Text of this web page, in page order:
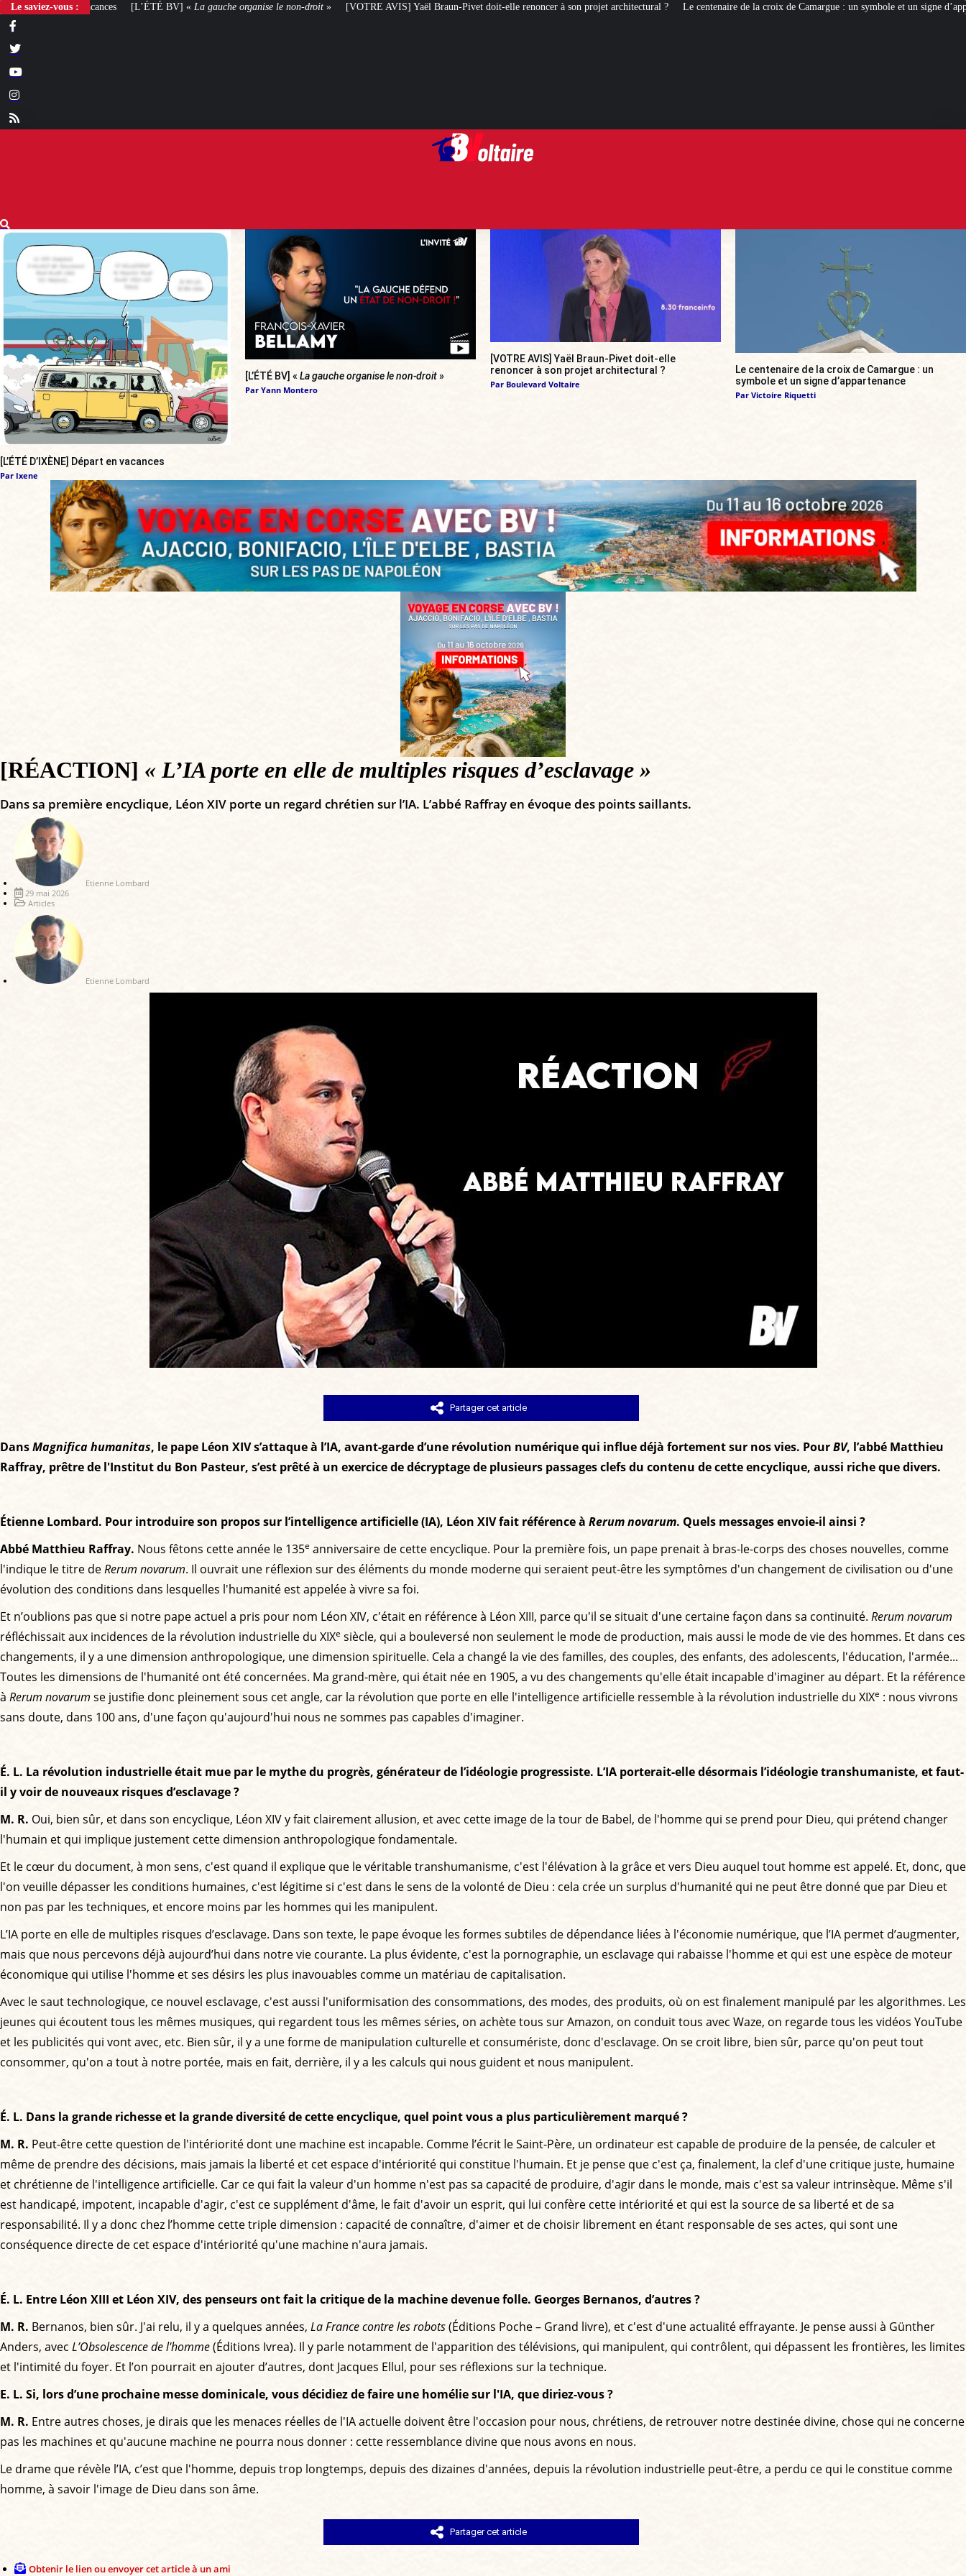
Le saviez-vous :
[L’ÉTÉ BV] « La gauche organise le non-droit » [VOTRE AVIS] Yaël Braun-Pivet doit-elle renoncer à son projet architectural ? Le centenaire de la croix de Camargue : un symbole et un signe d’appartenance [ROMANS
[L’ÉTÉ D’IXÈNE] Départ en vacances
Par Ixene
[L’ÉTÉ BV] « La gauche organise le non-droit»
Par Yann Montero
[VOTRE AVIS] Yaël Braun-Pivet doit-elle
renoncer à son projet architectural ?
Par Boulevard Voltaire
Le centenaire de la croix de Camargue : un
symbole et un signe d’appartenance
Par Victoire Riquetti
[RÉACTION] « L’IA porte en elle de multiples risques d’esclavage »
Dans sa première encyclique, Léon XIV porte un regard chrétien sur l’IA. L’abbé Raffray en évoque des points saillants.
Etienne Lombard
29 mai 2026
Articles
Etienne Lombard
Partager cet article
DansMagnifica humanitas, le pape Léon XIV s’attaque à l’IA, avant-garde d’une révolution numérique qui influe déjà fortement sur nos vies. PourBV, l’abbé Matthieu
Raffray, prêtre de l'Institut du Bon Pasteur, s’est prêté à un exercice de décryptage de plusieurs passages clefs du contenu de cette encyclique, aussi riche que divers.
Étienne Lombard. Pour introduire son propos sur l’intelligence artificielle (IA), Léon XIV fait référence à Rerum novarum. Quels messages envoie-il ainsi ?
Abbé Matthieu Raffray. Nous fêtons cette année le 135e anniversaire de cette encyclique. Pour la première fois, un pape prenait à bras-le-corps des choses nouvelles, comme
l'indique le titre deRerum novarum. Il ouvrait une réflexion sur des éléments du monde moderne qui seraient peut-être les symptômes d'un changement de civilisation ou d'une
évolution des conditions dans lesquelles l'humanité est appelée à vivre sa foi.
Et n’oublions pas que si notre pape actuel a pris pour nom Léon XIV, c'était en référence à Léon XIII, parce qu'il se situait d'une certaine façon dans sa continuité. Rerum novarum
réfléchissait aux incidences de la révolution industrielle du XIXe siècle, qui a bouleversé non seulement le mode de production, mais aussi le mode de vie des hommes. Et dans ces
changements, il y a une dimension anthropologique, une dimension spirituelle. Cela a changé la vie des familles, des couples, des enfants, des adolescents, l'éducation, l'armée...
Toutes les dimensions de l'humanité ont été concernées. Ma grand-mère, qui était née en 1905, a vu des changements qu'elle était incapable d'imaginer au départ. Et la référence
à Rerum novarum se justifie donc pleinement sous cet angle, car la révolution que porte en elle l'intelligence artificielle ressemble à la révolution industrielle du XIXe : nous vivrons
sans doute, dans 100 ans, d'une façon qu'aujourd'hui nous ne sommes pas capables d'imaginer.
É. L. La révolution industrielle était mue par le mythe du progrès, générateur de l’idéologie progressiste. L’IA porterait-elle désormais l’idéologie transhumaniste, et faut-
il y voir de nouveaux risques d’esclavage ?
M. R. Oui, bien sûr, et dans son encyclique, Léon XIV y fait clairement allusion, et avec cette image de la tour de Babel, de l'homme qui se prend pour Dieu, qui prétend changer
l'humain et qui implique justement cette dimension anthropologique fondamentale.
Et le cœur du document, à mon sens, c'est quand il explique que le véritable transhumanisme, c'est l'élévation à la grâce et vers Dieu auquel tout homme est appelé. Et, donc, que
l'on veuille dépasser les conditions humaines, c'est légitime si c'est dans le sens de la volonté de Dieu : cela crée un surplus d'humanité qui ne peut être donné que par Dieu et
non pas par les techniques, et encore moins par les hommes qui les manipulent.
L’IA porte en elle de multiples risques d’esclavage. Dans son texte, le pape évoque les formes subtiles de dépendance liées à l'économie numérique, que l’IA permet d’augmenter,
mais que nous percevons déjà aujourd’hui dans notre vie courante. La plus évidente, c'est la pornographie, un esclavage qui rabaisse l'homme et qui est une espèce de moteur
économique qui utilise l'homme et ses désirs les plus inavouables comme un matériau de capitalisation.
Avec le saut technologique, ce nouvel esclavage, c'est aussi l'uniformisation des consommations, des modes, des produits, où on est finalement manipulé par les algorithmes. Les
jeunes qui écoutent tous les mêmes musiques, qui regardent tous les mêmes séries, on achète tous sur Amazon, on conduit tous avec Waze, on regarde tous les vidéos YouTube
et les publicités qui vont avec, etc. Bien sûr, il y a une forme de manipulation culturelle et consumériste, donc d'esclavage. On se croit libre, bien sûr, parce qu'on peut tout
consommer, qu'on a tout à notre portée, mais en fait, derrière, il y a les calculs qui nous guident et nous manipulent.
É. L. Dans la grande richesse et la grande diversité de cette encyclique, quel point vous a plus particulièrement marqué ?
M. R. Peut-être cette question de l'intériorité dont une machine est incapable. Comme l’écrit le Saint-Père, un ordinateur est capable de produire de la pensée, de calculer et
même de prendre des décisions, mais jamais la liberté et cet espace d'intériorité qui constitue l'humain. Et je pense que c'est ça, finalement, la clef d'une critique juste, humaine
et chrétienne de l'intelligence artificielle. Car ce qui fait la valeur d'un homme n'est pas sa capacité de produire, d'agir dans le monde, mais c'est sa valeur intrinsèque. Même s'il
est handicapé, impotent, incapable d'agir, c'est ce supplément d'âme, le fait d'avoir un esprit, qui lui confère cette intériorité et qui est la source de sa liberté et de sa
responsabilité. Il y a donc chez l’homme cette triple dimension : capacité de connaître, d'aimer et de choisir librement en étant responsable de ses actes, qui sont une
conséquence directe de cet espace d'intériorité qu'une machine n'aura jamais.
É. L. Entre Léon XIII et Léon XIV, des penseurs ont fait la critique de la machine devenue folle. Georges Bernanos, d’autres ?
M. R. Bernanos, bien sûr. J'ai relu, il y a quelques années, La France contre les robots(Éditions Poche – Grand livre), et c'est d'une actualité effrayante. Je pense aussi à Günther
Anders, avec L’Obsolescence de l'homme(Éditions Ivrea). Il y parle notamment de l'apparition des télévisions, qui manipulent, qui contrôlent, qui dépassent les frontières, les limites
et l'intimité du foyer. Et l’on pourrait en ajouter d’autres, dont Jacques Ellul, pour ses réflexions sur la technique.
E. L. Si, lors d’une prochaine messe dominicale, vous décidiez de faire une homélie sur l'IA, que diriez-vous ?
M. R. Entre autres choses, je dirais que les menaces réelles de l'IA actuelle doivent être l'occasion pour nous, chrétiens, de retrouver notre destinée divine, chose qui ne concerne
pas les machines et qu'aucune machine ne pourra nous donner : cette ressemblance divine que nous avons en nous.
Le drame que révèle l’IA, c’est que l'homme, depuis trop longtemps, depuis des dizaines d'années, depuis la révolution industrielle peut-être, a perdu ce qui le constitue comme
homme, à savoir l'image de Dieu dans son âme.
Partager cet article
Obtenir le lien ou envoyer cet article à un ami